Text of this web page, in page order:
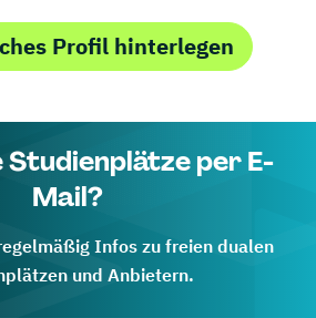
Profil hinterlegen
Studienplätze per E-
Mail?
Infos zu freien dualen
und Anbietern.